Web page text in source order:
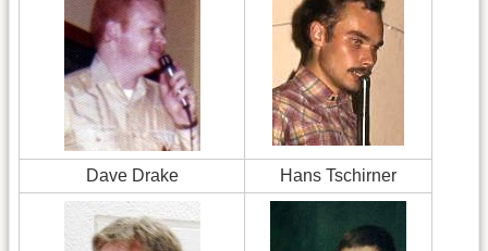
Dave Drake Hans Tschirner